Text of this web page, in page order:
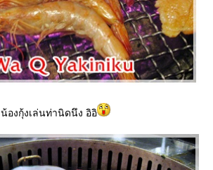
น้องกุ้งเล่นท่านิดนึง อิอิ